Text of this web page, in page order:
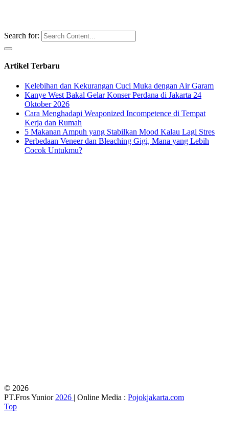
Search for:
Artikel Terbaru
Kelebihan dan Kekurangan Cuci Muka dengan Air Garam
Kanye West Bakal Gelar Konser Perdana di Jakarta 24
Oktober 2026
Cara Menghadapi Weaponized Incompetence di Tempat
Kerja dan Rumah
5 Makanan Ampuh yang Stabilkan Mood Kalau Lagi Stres
Perbedaan Veneer dan Bleaching Gigi, Mana yang Lebih
Cocok Untukmu?
© 2026
PT.Fros Yunior 2026 | Online Media : Pojokjakarta.com
Top